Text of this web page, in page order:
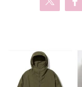
若草物語